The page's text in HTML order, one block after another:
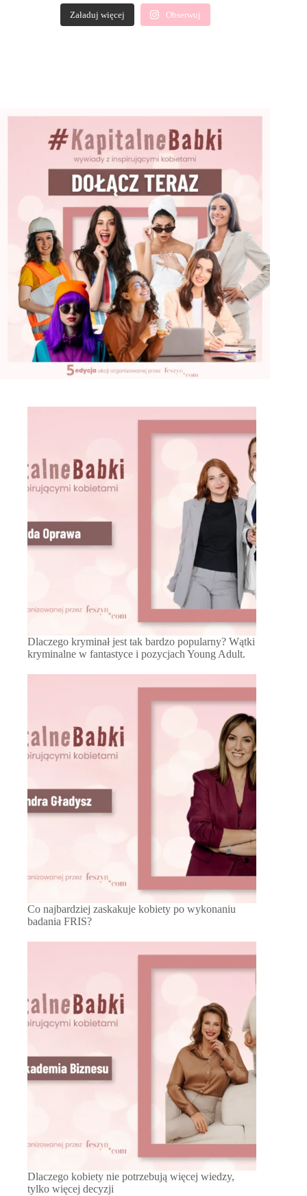
Załaduj więcej Obserwuj
Dlaczego kryminał jest tak bardzo popularny? Wątki
kryminalne w fantastyce i pozycjach Young Adult.
Co najbardziej zaskakuje kobiety po wykonaniu
badania FRIS?
Dlaczego kobiety nie potrzebują więcej wiedzy,
tylko więcej decyzji